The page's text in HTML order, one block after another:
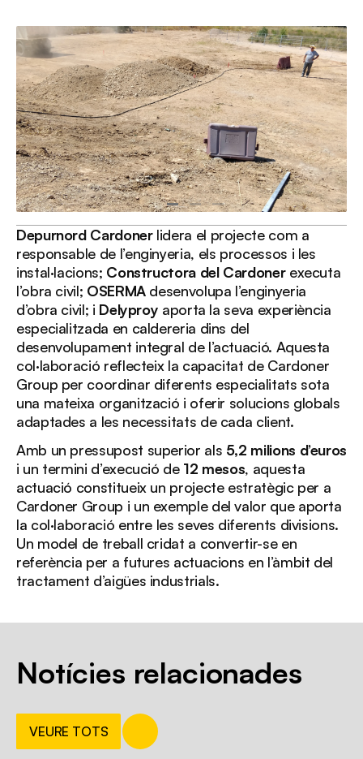
Depurnord Cardonerlidera el projecte com a
responsable de l’enginyeria, els processos i les
instal·lacions; Constructora del Cardonerexecuta
l’obra civil; OSERMAdesenvolupa l’enginyeria
d’obra civil; i Delyproy aporta la seva experiència
especialitzada en caldereria dins del
desenvolupament integral de l’actuació. Aquesta
col·laboració reflecteix la capacitat de Cardoner
Group per coordinar diferents especialitats sota
una mateixa organització i oferir solucions globals
adaptades a les necessitats de cada client.
Amb un pressupost superior als 5,2 milions d’euros
i un termini d’execució de 12 mesos, aquesta
actuació constitueix un projecte estratègic per a
Cardoner Group i un exemple del valor que aporta
la col·laboració entre les seves diferents divisions.
Un model de treball cridat a convertir-se en
referència per a futures actuacions en l’àmbit del
tractament d’aigües industrials.
Notícies relacionades
VEURE TOTS